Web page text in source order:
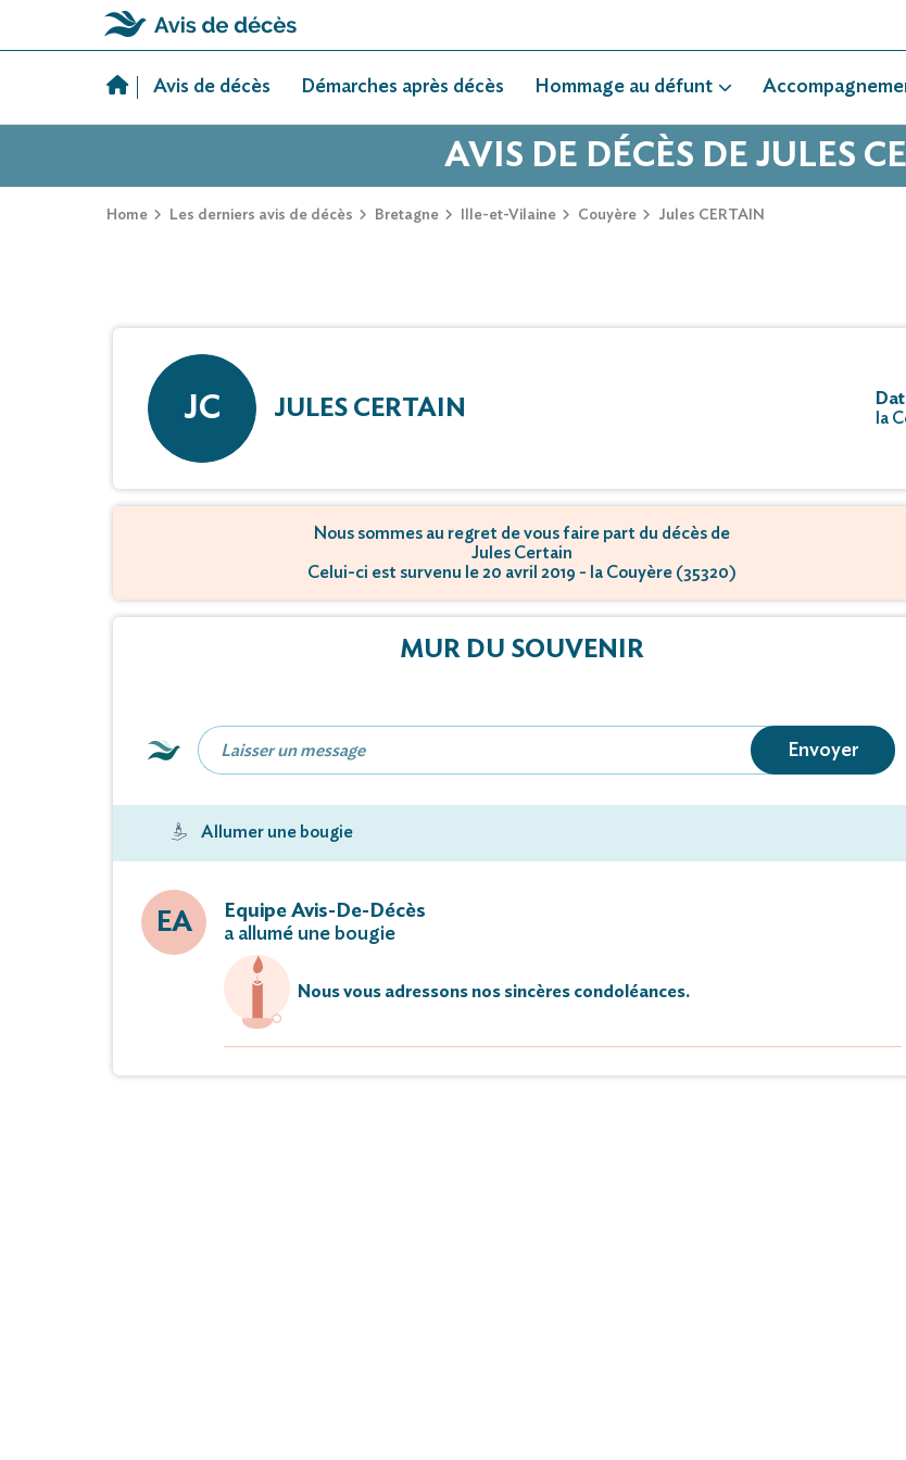
Avis de décès Démarches après décès Hommage au défunt
AVIS DE DÉCÈS DE JULES
Home Les derniers avis de décès Bretagne Ille-et-Vilaine Couyère Jules CERTAIN
JC JULES CERTAIN
la
Nous sommes au regret de vous faire part du décès de
Jules Certain
Celui-ci est survenu le 20 avril 2019 - la Couyère (35320)
MUR DU SOUVENIR
Envoyer
Allumer une bougie
EA
Equipe Avis-De-Décès
a allumé une bougie
Nous vous adressons nos sincères condoléances.